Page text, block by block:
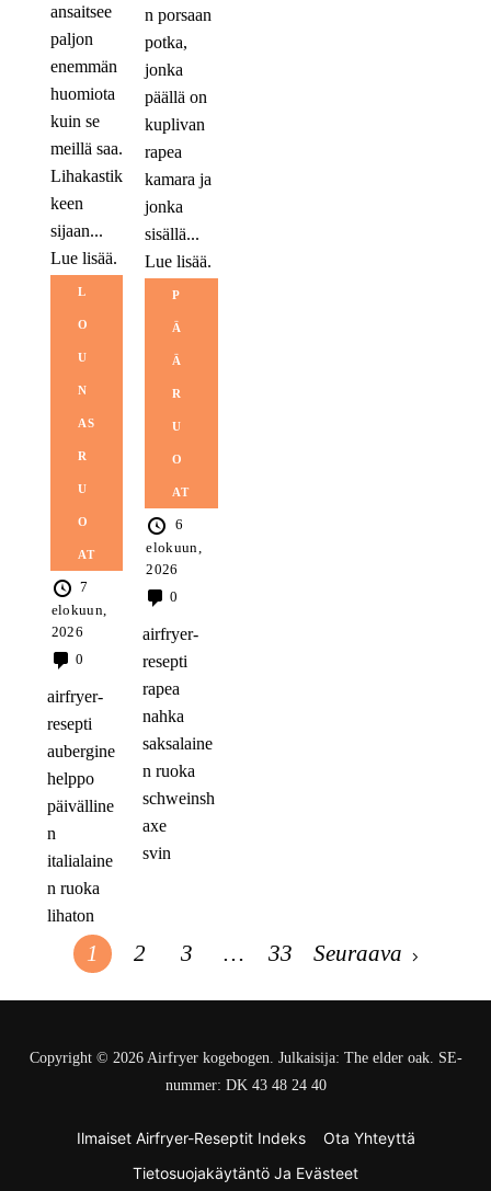
ansaitsee
paljon
enemmän
huomiota
kuin se
meillä saa.
Lihakastik
keen
sijaan...
Lue lisää.
L
O
U
N
AS
R
U
O
AT
7
elokuun,
2026
0
airfryer-
resepti
aubergine
helppo
päivälline
n
italialaine
n ruoka
lihaton
n porsaan
potka,
jonka
päällä on
kuplivan
rapea
kamara ja
jonka
sisällä...
Lue lisää.
P
Ä
Ä
R
U
O
AT
6
elokuun,
2026
0
airfryer-
resepti
rapea
nahka
saksalaine
n ruoka
schweinsh
axe
svin
1 2 3 … 33 Seuraava
Copyright © 2026 Airfryer kogebogen. Julkaisija: The elder oak. SE-
nummer: DK 43 48 24 40
Ilmaiset Airfryer-Reseptit Indeks
Ota Yhteyttä
Tietosuojakäytäntö Ja Evästeet